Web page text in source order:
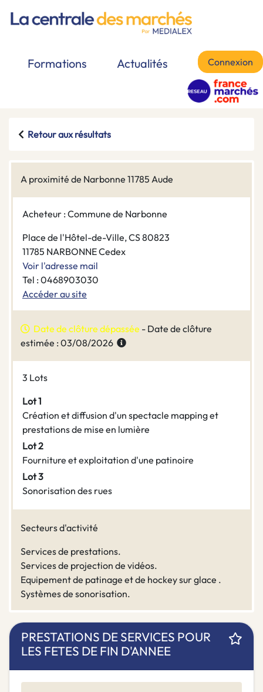
Formations Actualités Connexion
Retour aux résultats
A proximité de Narbonne 11785 Aude
Acheteur : Commune de Narbonne
Place de l'Hôtel-de-Ville, CS 80823
11785 NARBONNE Cedex
Voir l'adresse mail
Tel : 0468903030
Accéder au site
Date de clôture dépassée - Date de clôture
estimée : 03/08/2026
3 Lots
Lot 1
Création et diffusion d'un spectacle mapping et
prestations de mise en lumière
Lot 2
Fourniture et exploitation d'une patinoire
Lot 3
Sonorisation des rues
Secteurs d'activité
Services de prestations.
Services de projection de vidéos.
Equipement de patinage et de hockey sur glace .
Systèmes de sonorisation.
PRESTATIONS DE SERVICES POUR
LES FETES DE FIN D'ANNEE